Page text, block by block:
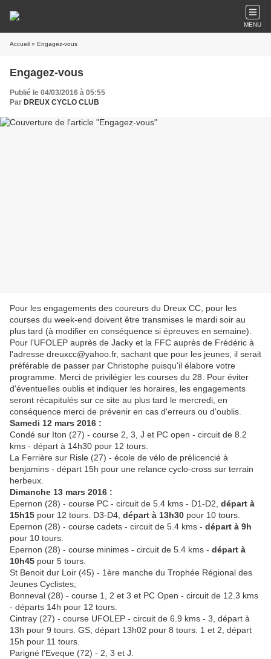
MENU
Accueil » Engagez-vous
Engagez-vous
Publié le 04/03/2016 à 05:55
Par DREUX CYCLO CLUB
Pour les engagements des coureurs du Dreux CC, pour les
courses du week-end doivent être transmises le mardi soir au
plus tard (à modifier en conséquence si épreuves en semaine).
Pour l'UFOLEP auprès de Jacky et la FFC auprès de Frédéric à
l'adresse dreuxcc@yahoo.fr, sachant que pour les jeunes, il serait
préférable de passer par Christophe puisqu'il élabore votre
programme. Merci de privilégier les courses du 28. Pour éviter
d'éventuelles oublis et indiquer les horaires, les engagements
seront récapitulés sur ce site au plus tard le mercredi, en
conséquence merci de prévenir en cas d'erreurs ou d'oublis.
Samedi 12 mars 2016 :
Condé sur Iton (27) - course 2, 3, J et PC open - circuit de 8.2
kms - départ à 14h30 pour 12 tours.
La Ferrière sur Risle (27) - école de vélo de prélicencié à
benjamins - départ 15h pour une relance cyclo-cross sur terrain
herbeux.
Dimanche 13 mars 2016 :
Epernon (28) - course PC - circuit de 5.4 kms - D1-D2, départ à
15h15 pour 12 tours. D3-D4, départ à 13h30 pour 10 tours.
Epernon (28) - course cadets - circuit de 5.4 kms - départ à 9h
pour 10 tours.
Epernon (28) - course minimes - circuit de 5.4 kms - départ à
10h45 pour 5 tours.
St Benoit dur Loir (45) - 1ère manche du Trophée Régional des
Jeunes Cyclistes;
Bonneval (28) - course 1, 2 et 3 et PC Open - circuit de 12.3 kms
- départs 14h pour 12 tours.
Cintray (27) - course UFOLEP - circuit de 6.9 kms - 3, départ à
13h pour 9 tours. GS, départ 13h02 pour 8 tours. 1 et 2, départ
15h pour 11 tours.
Parigné l'Eveque (72) - 2, 3 et J.